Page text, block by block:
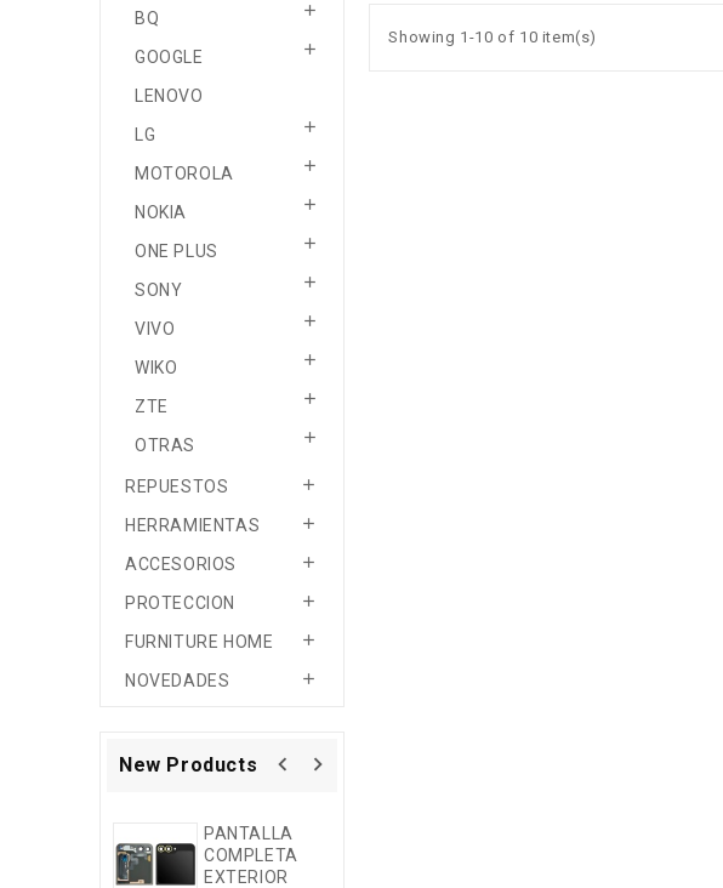
BQ 
GOOGLE 
LENOVO
LG

MOTOROLA 
NOKIA 
ONE PLUS 
SONY 
VIVO 
WIKO 
ZTE 
OTRAS 
REPUESTOS 
HERRAMIENTAS 
ACCESORIOS 
PROTECCION 
FURNITURE HOME 
NOVEDADES 
New Products navigate_before navigate_next
PANTALLA
COMPLETA
EXTERIOR
Showing 1-10 of 10 item(s)